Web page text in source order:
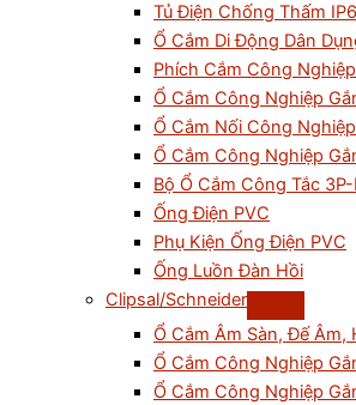
Tủ Điện Chống Thấm
Ổ Cắm Di Động Dân
Phích Cắm Công Nghiệp
Ổ Cắm Công Nghiệp
Ổ Cắm Nối Công Nghiệp
Ổ Cắm Công Nghiệp
Bộ Ổ Cắm Công Tắc
Ống Điện PVC
Phụ Kiện Ống Điện PVC
Ống Luồn Đàn Hồi
Clipsal/Schneider
Ổ Cắm Âm Sàn, Đế Âm,
Ổ Cắm Công Nghiệp
Ổ Cắm Công Nghiệp